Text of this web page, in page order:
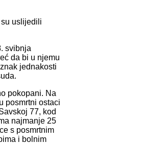
uslijedili
svibnja
da bi u njemu
jednakosti
pokopani. Na
posmrtni ostaci
77, kod
najmanje 25
s posmrtnim
i bolnim